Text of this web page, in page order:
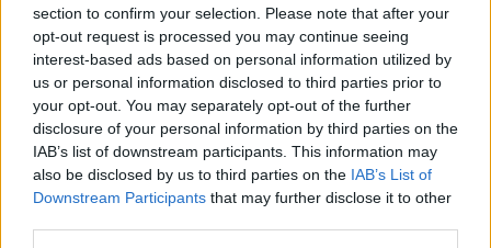
section to confirm your selection. Please note that after your
opt-out request is processed you may continue seeing
interest-based ads based on personal information utilized by
us or personal information disclosed to third parties prior to
your opt-out. You may separately opt-out of the further
disclosure of your personal information by third parties on the
IAB’s list of downstream participants. This information may
also be disclosed by us to third parties on the IAB’s List of
Downstream Participants that may further disclose it to other